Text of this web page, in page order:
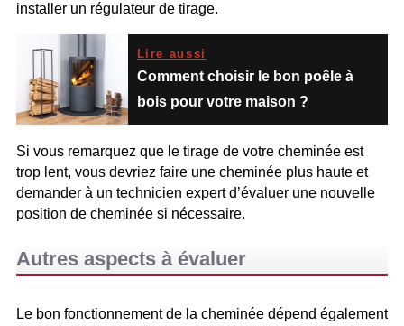
installer un régulateur de tirage.
Lire aussi
Comment choisir le bon poêle à
bois pour votre maison ?
Si vous remarquez que le tirage de votre cheminée est
trop lent, vous devriez faire une cheminée plus haute et
demander à un technicien expert d’évaluer une nouvelle
position de cheminée si nécessaire.
Autres aspects à évaluer
Le bon fonctionnement de la cheminée dépend également